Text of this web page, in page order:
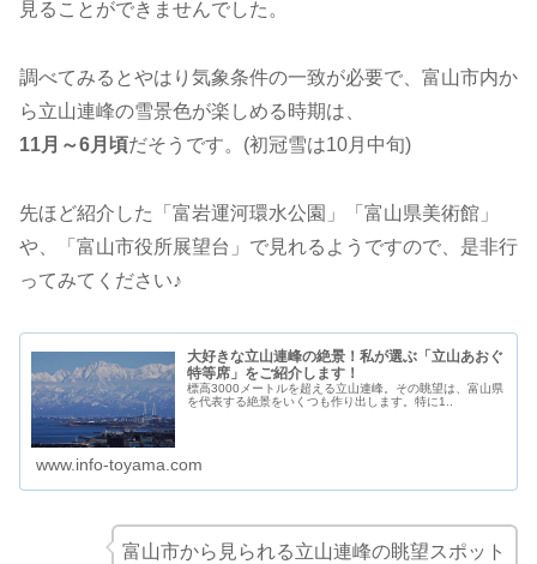
見ることができませんでした。
調べてみるとやはり気象条件の一致が必要で、富山市内か
ら立山連峰の雪景色が楽しめる時期は、
11月～6月頃だそうです。(初冠雪は10月中旬)
先ほど紹介した「富岩運河環水公園」「富山県美術館」
や、「富山市役所展望台」で見れるようですので、是非行
ってみてください♪
大好きな立山連峰の絶景！私が選ぶ「立山あおぐ
特等席」をご紹介します！
標高3000メートルを超える立山連峰。その眺望は、富山県
を代表する絶景をいくつも作り出します。特に1..
www.info-toyama.com
富山市から見られる立山連峰の眺望スポット